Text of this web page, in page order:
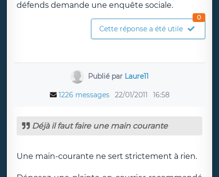
défends demande une enquête sociale.
Cette réponse a été utile
0
Publié par Laure11
1226 messages 22/01/2011 16:58
Déjà il faut faire une main courante
Une main-courante ne sert strictement à rien.